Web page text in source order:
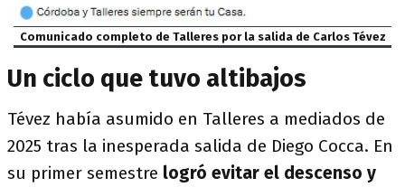
Comunicado completo de Talleres por la salida de Carlos Tévez
Un ciclo que tuvo altibajos
Tévez había asumido en Talleres a mediados de
2025 tras la inesperada salida de Diego Cocca. En
su primer semestre logró evitar el descenso y